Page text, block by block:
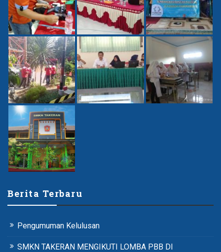
Berita Terbaru
Pengumuman Kelulusan
SMKN TAKERAN MENGIKUTI LOMBA PBB DI